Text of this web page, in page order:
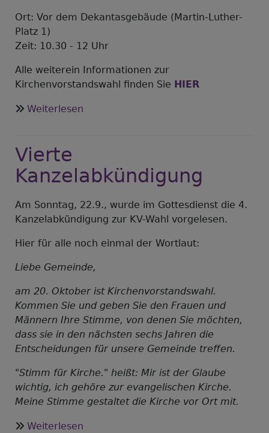
Ort: Vor dem Dekantasgebäude (Martin-Luther-
Platz 1)
Zeit: 10.30 - 12 Uhr
Alle weiterein Informationen zur
Kirchenvorstandswahl finden Sie HIER
Weiterlesen
Regionalmarkt
am
September
Vierte
Kanzelabkündigung
Am Sonntag, 22.9., wurde im Gottesdienst die 4.
Kanzelabkündigung zur KV-Wahl vorgelesen.
Hier für alle noch einmal der Wortlaut:
Liebe Gemeinde,
am 20. Oktober ist Kirchenvorstandswahl.
Kommen Sie und geben Sie den Frauen und
Männern Ihre Stimme, von denen Sie möchten,
dass sie in den nächsten sechs Jahren die
Entscheidungen für unsere Gemeinde treffen.
"Stimm für Kirche." heißt: Mir ist der Glaube
wichtig, ich gehöre zur evangelischen Kirche.
Meine Stimme gestaltet die Kirche vor Ort mit.
Weiterlesen